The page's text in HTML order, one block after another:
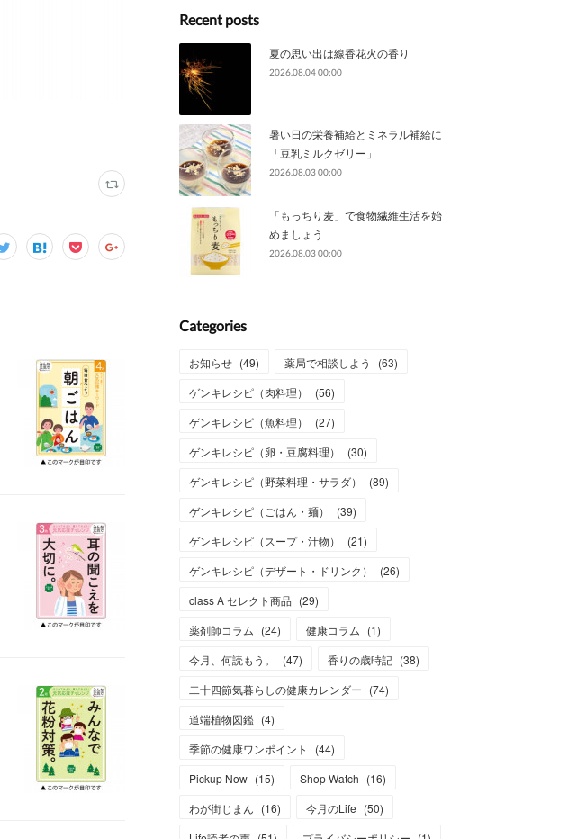
Recent posts
夏の思い出は線香花火の香り
2026.08.04 00:00
暑い日の栄養補給とミネラル補給に
「豆乳ミルクゼリー」
2026.08.03 00:00
「もっちり麦」で食物繊維生活を始
めましょう
2026.08.03 00:00
Categories
お知らせ (49) 薬局で相談しよう (63)
ゲンキレシピ（肉料理）
(56)
ゲンキレシピ（魚料理）
(27)
ゲンキレシピ（卵・豆腐料理）
(30)
ゲンキレシピ（野菜料理・サラダ）
(89)
ゲンキレシピ（ごはん・麺）
(39)
ゲンキレシピ（スープ・汁物）
(21)
ゲンキレシピ（デザート・ドリンク）
(26)
class A セレクト商品 (29)
薬剤師コラム (24) 健康コラム (1)
今月、何読もう。
(47) 香りの歳時記 (38)
二十四節気暮らしの健康カレンダー (74)
道端植物図鑑 (4)
季節の健康ワンポイント
(44)
Pickup Now (15) Shop Watch (16)
わが街じまん (16) 今月のLife (50)